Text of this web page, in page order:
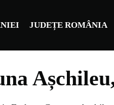
JUDEȚE ROMÂNIA